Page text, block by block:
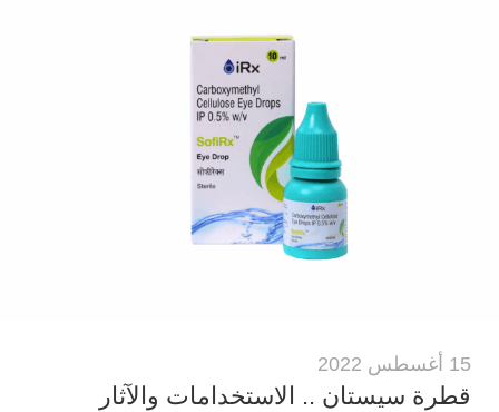
15 أغسطس 2022
قطرة سيستان .. الاستخدامات والآثار